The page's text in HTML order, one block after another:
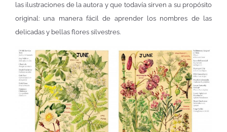
las ilustraciones de la autora y que todavía sirven a su propósito
original: una manera fácil de aprender los nombres de las
delicadas y bellas flores silvestres.